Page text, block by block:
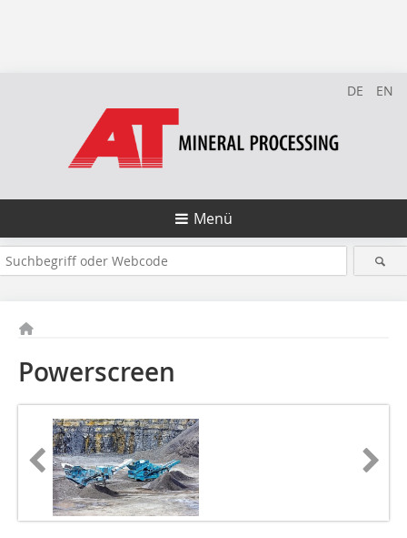
DE EN
Menü
Powerscreen